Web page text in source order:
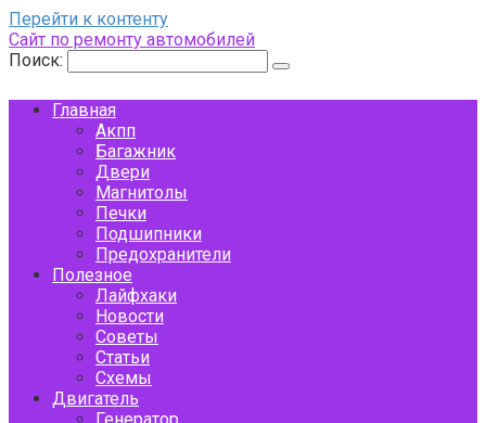
Перейти к контенту
Сайт по ремонту автомобилей
Поиск:
Главная
Акпп
Багажник
Двери
Магнитолы
Печки
Подшипники
Предохранители
Полезное
Лайфхаки
Новости
Советы
Статьи
Схемы
Двигатель